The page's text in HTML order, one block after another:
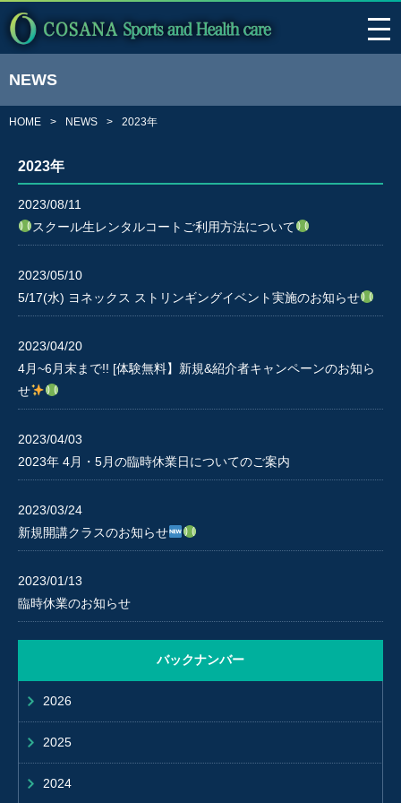
NEWS
HOME NEWS 2023年
2023年
2023/08/11
スクール生レンタルコートご利用方法について
2023/05/10
5/17(水) ヨネックス ストリンギングイベント実施のお知らせ
2023/04/20
4月~6月末まで!! [体験無料】新規&紹介者キャンペーンのお知ら
せ
2023/04/03
2023年 4月・5月の臨時休業日についてのご案内
2023/03/24
新規開講クラスのお知らせ
2023/01/13
臨時休業のお知らせ
バックナンバー
2026
2025
2024